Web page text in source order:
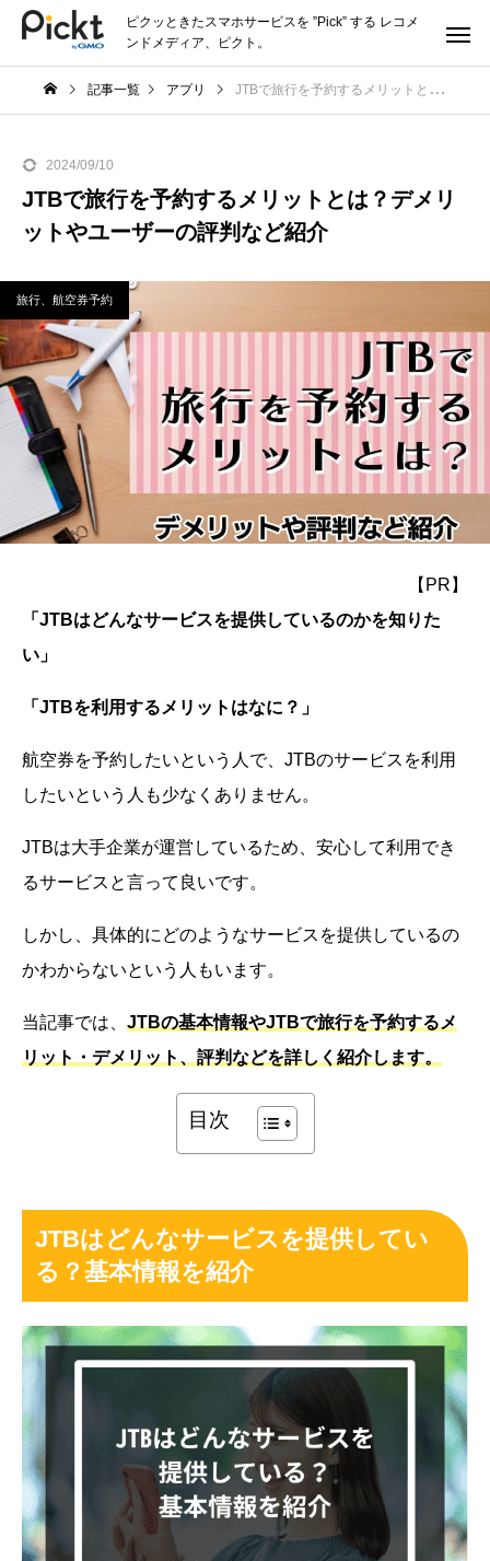
ピクッときたスマホサービスを ”Pick” する レコメ
ンドメディア、ピクト。
記事一覧 アプリ JTBで旅行を予約するメリットとは？デメリットやユーザーの評判など紹介
2024/09/10
JTBで旅行を予約するメリットとは？デメリ
ットやユーザーの評判など紹介
旅行、航空券予約
【PR】
「JTBはどんなサービスを提供しているのかを知りた
い」
「JTBを利用するメリットはなに？」
航空券を予約したいという人で、JTBのサービスを利用
したいという人も少なくありません。
JTBは大手企業が運営しているため、安心して利用でき
るサービスと言って良いです。
しかし、具体的にどのようなサービスを提供しているの
かわからないという人もいます。
当記事では、 JTBの基本情報やJTBで旅行を予約するメ
リット・デメリット、評判などを詳しく紹介します。
目次
JTBはどんなサービスを提供してい
る？基本情報を紹介